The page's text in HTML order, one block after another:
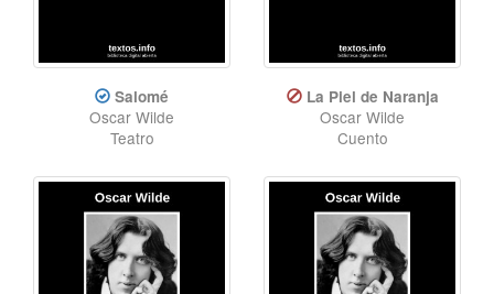
Salomé
Oscar Wilde
Teatro
La Piel de Naranja
Oscar Wilde
Cuento